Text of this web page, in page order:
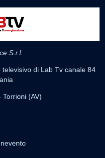
S.r.l.
di Lab Tv canale 84
(AV)